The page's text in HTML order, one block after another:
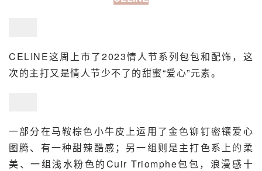
CELINE这周 上市了2023情人节系列包包和配饰，这
次的主打又是情人节少不了的甜蜜“爱心”元素。
一部分在马鞍棕色小牛皮上运用了金色铆钉密镶爱心
图腾、有一种甜辣酷感；另一组则是主打色系上的柔
美、一组浅水粉色的Cuir Triomphe包包，浪漫感十